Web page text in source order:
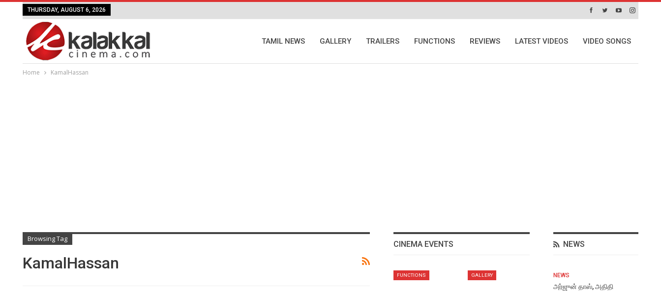
THURSDAY, AUGUST 6, 2026
TAMIL NEWS GALLERY TRAILERS FUNCTIONS REVIEWS LATEST VIDEOS VIDEO SONGS
Home KamalHassan
Browsing Tag
KamalHassan
CINEMA EVENTS
FUNCTIONS GALLERY
NEWS
NEWS NEWS
அர்ஜுன் தாஸ், அதிதி